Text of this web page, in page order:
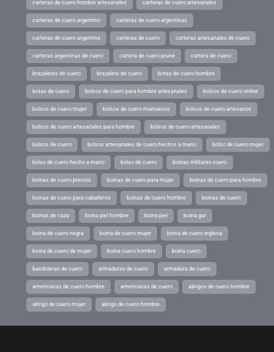
carteras de cuero hombre artesanales carteras de cuero artesanales
carteras de cuero argentino carteras de cuero argentinas
carteras de cuero argentina carteras de cuero carteras artesanales de cuero
carteras argentinas de cuero cartera de cuero prune cartera de cuero
brazaletes de cuero brazalete de cuero botas de cuero hombre
botas de cuero bolsos de cuero para hombre artesanales bolsos de cuero online
bolsos de cuero mujer bolsos de cuero marruecos bolsos de cuero artesanos
bolsos de cuero artesanales para hombre bolsos de cuero artesanales
bolsos de cuero bolsos artesanales de cuero hechos a mano bolso de cuero mujer
bolso de cuero hecho a mano bolso de cuero boinas militares cuero
boinas de cuero precios boinas de cuero para mujer boinas de cuero para hombre
boinas de cuero para caballeros boinas de cuero hombre boinas de cuero
boinas de caza boina piel hombre boina piel boina gar
boina de cuero negra boina de cuero mujer boina de cuero inglesa
boina de cuero de mujer boina cuero hombre boina cuero
bandoleras de cuero armaduras de cuero armadura de cuero
americanas de cuero hombre americanas de cuero abrigos de cuero hombre
abrigo de cuero mujer abrigo de cuero hombre